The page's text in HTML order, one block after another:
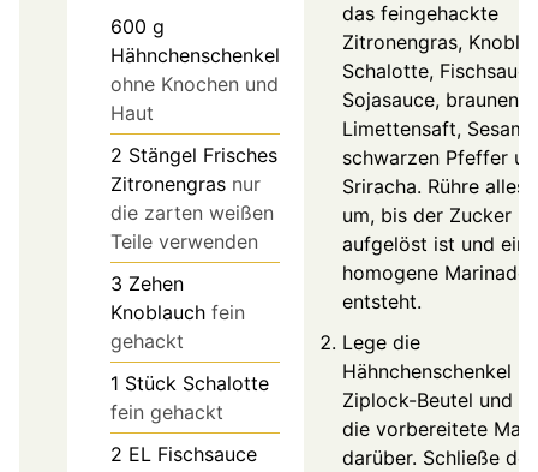
600 g
Hähnchenschenkel
ohne Knochen und
Haut
2 Stängel Frisches
Zitronengras nur
die zarten weißen
Teile verwenden
3 Zehen
Knoblauch fein
gehackt
1 Stück Schalotte
fein gehackt
2 EL Fischsauce
das feingehackte
Zitronengras,
Schalotte,
Sojasauce, braunen
Limettensaft,
schwarzen Pfeffer
Sriracha. Rühre alles
um, bis der Zucker
aufgelöst ist und eine
homogene Marinade
entsteht.
Lege die
Hähnchenschenkel
Ziplock-Beutel und
die vorbereitete
darüber. Schließe den